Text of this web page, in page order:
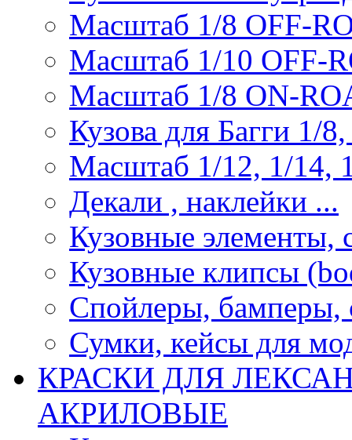
Масштаб 1/8 OFF-
Масштаб 1/10 OFF-
Масштаб 1/8 ON-
Кузова для Багги 1/
Масштаб 1/12, 1/14,
Декали , наклейки ...
Кузовные элементы,
Кузовные клипсы
Спойлеры, бамперы,
Сумки, кейсы для
КРАСКИ ДЛЯ
АКРИЛОВЫЕ